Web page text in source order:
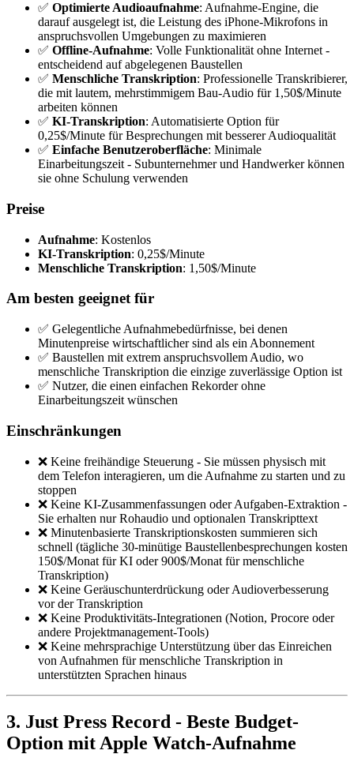
✅ Optimierte Audioaufnahme: Aufnahme-Engine, die
darauf ausgelegt ist, die Leistung des iPhone-Mikrofons in
anspruchsvollen Umgebungen zu maximieren
✅ Offline-Aufnahme: Volle Funktionalität ohne Internet -
entscheidend auf abgelegenen Baustellen
✅ Menschliche Transkription: Professionelle Transkribierer,
die mit lautem, mehrstimmigem Bau-Audio für 1,50$/Minute
arbeiten können
✅ KI-Transkription: Automatisierte Option für
0,25$/Minute für Besprechungen mit besserer Audioqualität
✅ Einfache Benutzeroberfläche: Minimale
Einarbeitungszeit - Subunternehmer und Handwerker können
sie ohne Schulung verwenden
Preise
Aufnahme: Kostenlos
KI-Transkription: 0,25$/Minute
Menschliche Transkription: 1,50$/Minute
Am besten geeignet für
✅ Gelegentliche Aufnahmebedürfnisse, bei denen
Minutenpreise wirtschaftlicher sind als ein Abonnement
✅ Baustellen mit extrem anspruchsvollem Audio, wo
menschliche Transkription die einzige zuverlässige Option ist
✅ Nutzer, die einen einfachen Rekorder ohne
Einarbeitungszeit wünschen
Einschränkungen
❌ Keine freihändige Steuerung - Sie müssen physisch mit
dem Telefon interagieren, um die Aufnahme zu starten und zu
stoppen
❌ Keine KI-Zusammenfassungen oder Aufgaben-Extraktion -
Sie erhalten nur Rohaudio und optionalen Transkripttext
❌ Minutenbasierte Transkriptionskosten summieren sich
schnell (tägliche 30-minütige Baustellenbesprechungen kosten
150$/Monat für KI oder 900$/Monat für menschliche
Transkription)
❌ Keine Geräuschunterdrückung oder Audioverbesserung
vor der Transkription
❌ Keine Produktivitäts-Integrationen (Notion, Procore oder
andere Projektmanagement-Tools)
❌ Keine mehrsprachige Unterstützung über das Einreichen
von Aufnahmen für menschliche Transkription in
unterstützten Sprachen hinaus
3. Just Press Record - Beste Budget-
Option mit Apple Watch-Aufnahme